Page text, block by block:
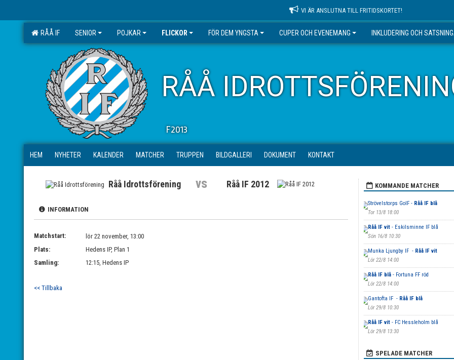
VI ÄR ANSLUTNA TILL FRITIDSKORTET!
RÅÅ IF SENIOR POJKAR FLICKOR FÖR DEM YNGSTA CUPER OCH EVENEMANG INKLUDERING OCH
RÅÅ
F2013
HEM NYHETER KALENDER MATCHER TRUPPEN BILDGALLERI DOKUMENT KONTAKT
Råå Idrottsförening vs Råå IF 2012
INFORMATION
Matchstart:
lör 22 november, 13:00
Plats:
Hedens IP, Plan 1
Samling:
12:15, Hedens IP
<< Tillbaka
KOMMANDE MATCHER
Strövelstorps GoIF - Råå IF blå
Tor 13/8 18:00
Råå IF vit- Eskilsminne IF blå
Sön 16/8 10:30
Munka Ljungby IF - Råå IF vit
Lör 22/8 14:00
Råå IF blå- Fortuna FF röd
Lör 22/8 14:00
Gantofta IF - Råå IF blå
Lör 29/8 10:30
Råå IF vit- FC Hessleholm blå
Lör 29/8 13:30
SPELADE MATCHER